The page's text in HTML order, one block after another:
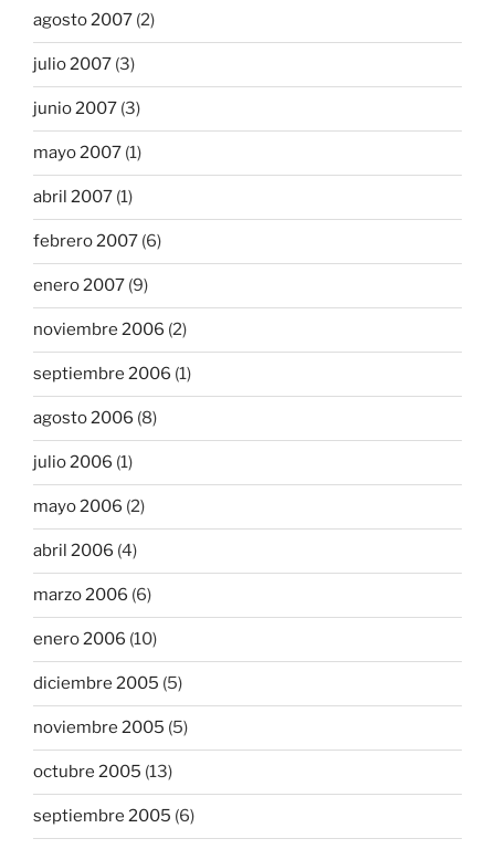
agosto 2007 (2)
julio 2007 (3)
junio 2007 (3)
mayo 2007 (1)
abril 2007 (1)
febrero 2007 (6)
enero 2007 (9)
noviembre 2006 (2)
septiembre 2006 (1)
agosto 2006 (8)
julio 2006 (1)
mayo 2006 (2)
abril 2006 (4)
marzo 2006 (6)
enero 2006 (10)
diciembre 2005 (5)
noviembre 2005 (5)
octubre 2005 (13)
septiembre 2005 (6)